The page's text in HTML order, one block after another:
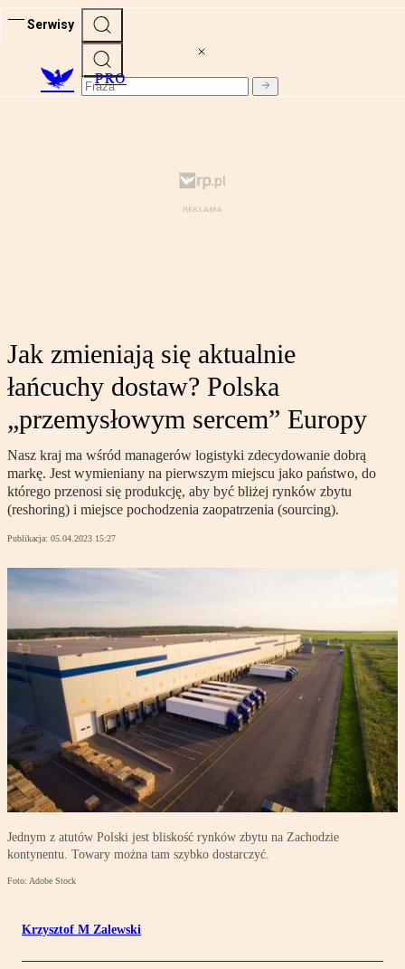
Serwisy
PRO
Jak zmieniają się aktualnie
łańcuchy dostaw? Polska
„przemysłowym sercem” Europy
Nasz kraj ma wśród managerów logistyki zdecydowanie dobrą
markę. Jest wymieniany na pierwszym miejscu jako państwo, do
którego przenosi się produkcję, aby być bliżej rynków zbytu
(reshoring) i miejsce pochodzenia zaopatrzenia (sourcing).
Publikacja: 05.04.2023 15:27
Jednym z atutów Polski jest bliskość rynków zbytu na Zachodzie
kontynentu. Towary można tam szybko dostarczyć.
Foto: Adobe Stock
Krzysztof M Zalewski